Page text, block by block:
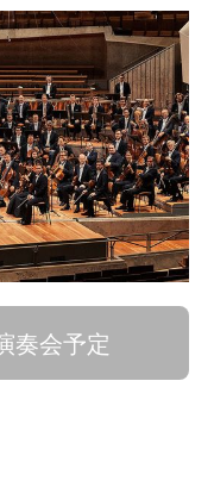
奏会予定